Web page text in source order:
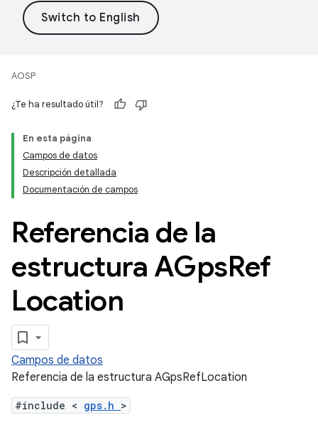
AOSP
¿Te ha resultado útil?
En esta página
Campos de datos
Descripción detallada
Documentación de campos
Referencia de la
estructura AGpsRef
Location
Campos de datos
Referencia de la estructura AGpsRefLocation
#include < gps.h >